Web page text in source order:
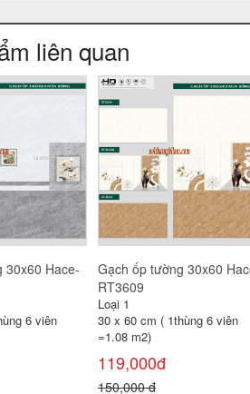
liên quan
30x60 MK-
8 viên
Gạch ốp tường 30x60 MK-
3672
Loại 1
30 x 60 cm ( 1thùng 8 viên
=1.44 m2)
117,000đ
150,000 đ